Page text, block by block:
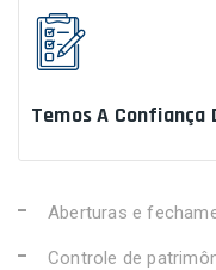
Temos A Confiança
Aberturas e
Controle de